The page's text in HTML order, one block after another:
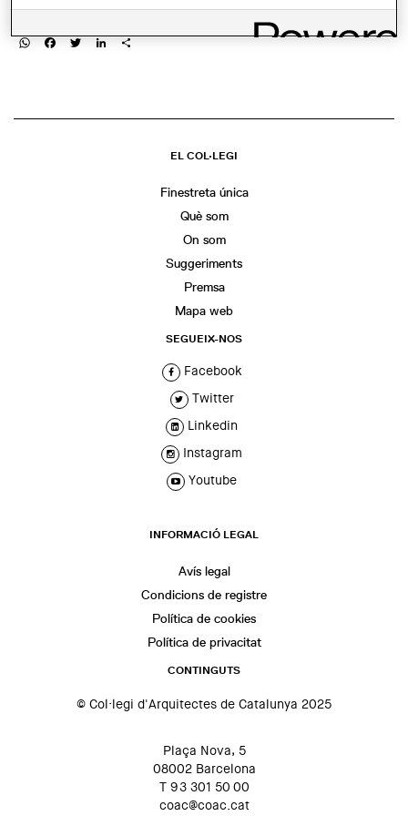
WhatsApp
Facebook
TwitterLinkedIn
Share
EL COL·LEGI
Finestreta única
Què som
On som
Suggeriments
Premsa
Mapa web
SEGUEIX-NOS
Facebook
Twitter
Linkedin
Instagram
Youtube
INFORMACIÓ LEGAL
Avís legal
Condicions de registre
Política de cookies
Política de privacitat
CONTINGUTS
© Col·legi d'Arquitectes de Catalunya 2025
Plaça Nova, 5
08002 Barcelona
T 93 301 50 00
coac@coac.cat